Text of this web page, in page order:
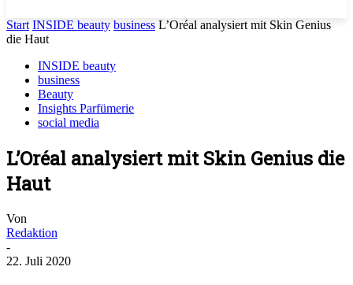
Start INSIDE beauty business L’Oréal analysiert mit Skin Genius
die Haut
INSIDE beauty
business
Beauty
Insights Parfümerie
social media
L’Oréal analysiert mit Skin Genius die
Haut
Von
Redaktion
-
22. Juli 2020